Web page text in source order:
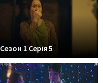
Сезон 1 Серія 5